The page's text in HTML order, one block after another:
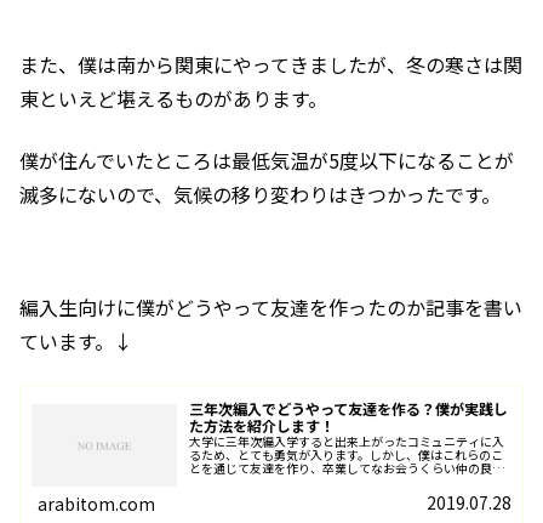
また、僕は南から関東にやってきましたが、冬の寒さは関
東といえど堪えるものがあります。
僕が住んでいたところは最低気温が5度以下になることが
滅多にないので、気候の移り変わりはきつかったです。
編入生向けに僕がどうやって友達を作ったのか記事を書い
ています。↓
三年次編入でどうやって友達を作る？僕が実践し
た方法を紹介します！
大学に三年次編入学すると出来上がったコミュニティに入
るため、とても勇気が入ります。しかし、僕はこれらのこ
とを通じて友達を作り、卒業してなお会うくらい仲の良い
arabitom.com 2019.07.28